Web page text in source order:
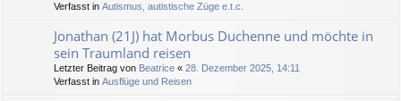
Verfasst in Autismus, autistische Züge e.t.c.
Jonathan (21J) hat Morbus Duchenne und möchte in
sein Traumland reisen
Letzter Beitrag von Beatrice « 28. Dezember 2025, 14:11
Verfasst in Ausflüge und Reisen